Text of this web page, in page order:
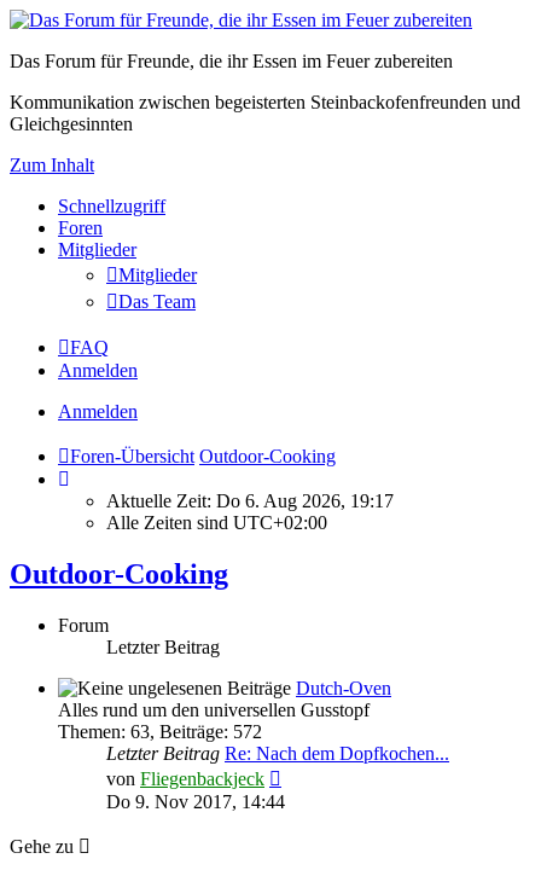
Das Forum für Freunde, die ihr Essen im Feuer zubereiten
Kommunikation zwischen begeisterten Steinbackofenfreunden und
Gleichgesinnten
Zum Inhalt
Schnellzugriff
Foren
Mitglieder
Mitglieder
Das Team
FAQ
Anmelden
Anmelden
Foren-Übersicht Outdoor-Cooking
Aktuelle Zeit: Do 6. Aug 2026, 19:17
Alle Zeiten sind UTC+02:00
Outdoor-Cooking
Forum
Letzter Beitrag
Dutch-Oven
Alles rund um den universellen Gusstopf
Themen: 63, Beiträge: 572
Letzter Beitrag Re: Nach dem Dopfkochen...
von Fliegenbackjeck
Beitrag
Do 9. Nov 2017, 14:44
Gehe zu